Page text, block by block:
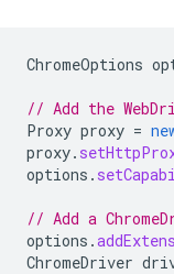
ChromeOptions
// Add the
Proxy proxy =
proxy.
options .
// Add a
options .
ChromeDriver